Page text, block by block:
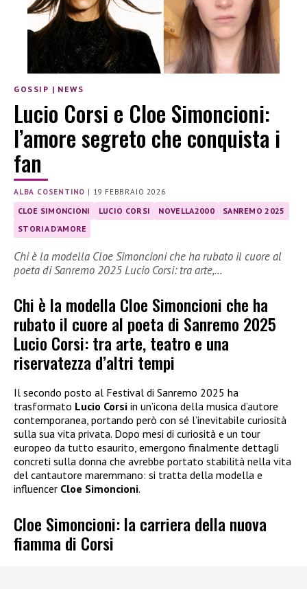
GOSSIP | NEWS
Lucio Corsi e Cloe Simoncioni:
l’amore segreto che conquista i
fan
ALBA COSENTINO | 19 FEBBRAIO 2026
CLOE SIMONCIONI LUCIO CORSI NOVELLA2000
SANREMO 2025
STORIA D'AMORE
Chi è la modella Cloe Simoncioni che ha rubato il cuore al
poeta di Sanremo 2025 Lucio Corsi: tra arte,…
Chi è la modella Cloe Simoncioni che ha
rubato il cuore al poeta di Sanremo 2025
Lucio Corsi: tra arte, teatro e una
riservatezza d’altri tempi
Il secondo posto al Festival di Sanremo 2025 ha
trasformato Lucio Corsi in un’icona della musica d’autore
contemporanea, portando però con sé l’inevitabile curiosità
sulla sua vita privata. Dopo mesi di curiosità e un tour
europeo da tutto esaurito, emergono finalmente dettagli
concreti sulla donna che avrebbe portato stabilità nella vita
del cantautore maremmano: si tratta della modella e
influencer Cloe Simoncioni.
Cloe Simoncioni: la carriera della nuova
fiamma di Corsi